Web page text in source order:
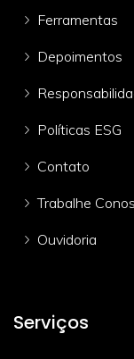
Ferramentas
Depoimentos
Políticas ESG
Contato
Trabalhe
Ouvidoria
Serviços